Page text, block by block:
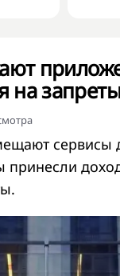
на
сервисы
принесли